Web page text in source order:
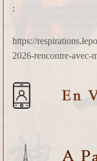
:
https://
2026-rencontre-avec-